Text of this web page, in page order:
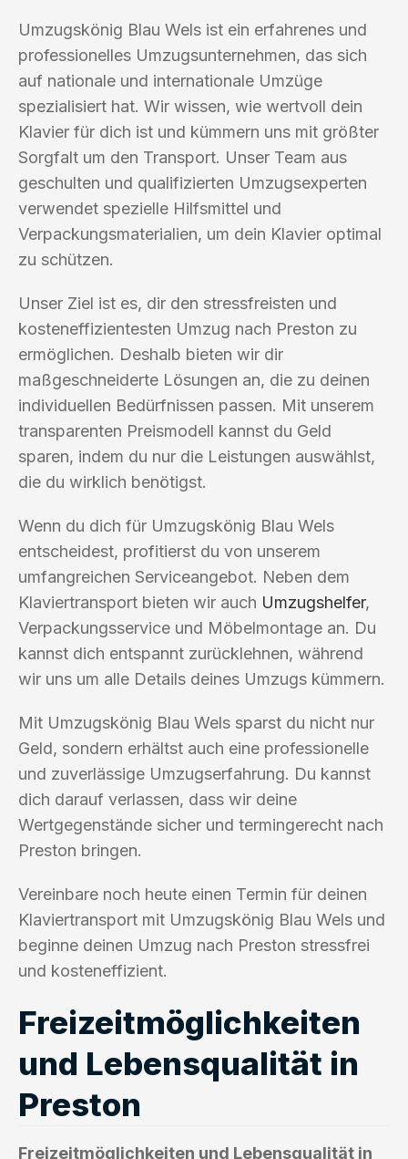
Umzugskönig Blau Wels ist ein erfahrenes und
professionelles Umzugsunternehmen, das sich
auf nationale und internationale Umzüge
spezialisiert hat. Wir wissen, wie wertvoll dein
Klavier für dich ist und kümmern uns mit größter
Sorgfalt um den Transport. Unser Team aus
geschulten und qualifizierten Umzugsexperten
verwendet spezielle Hilfsmittel und
Verpackungsmaterialien, um dein Klavier optimal
zu schützen.
Unser Ziel ist es, dir den stressfreisten und
kosteneffizientesten Umzug nach Preston zu
ermöglichen. Deshalb bieten wir dir
maßgeschneiderte Lösungen an, die zu deinen
individuellen Bedürfnissen passen. Mit unserem
transparenten Preismodell kannst du Geld
sparen, indem du nur die Leistungen auswählst,
die du wirklich benötigst.
Wenn du dich für Umzugskönig Blau Wels
entscheidest, profitierst du von unserem
umfangreichen Serviceangebot. Neben dem
Klaviertransport bieten wir auch Umzugshelfer,
Verpackungsservice und Möbelmontage an. Du
kannst dich entspannt zurücklehnen, während
wir uns um alle Details deines Umzugs kümmern.
Mit Umzugskönig Blau Wels sparst du nicht nur
Geld, sondern erhältst auch eine professionelle
und zuverlässige Umzugserfahrung. Du kannst
dich darauf verlassen, dass wir deine
Wertgegenstände sicher und termingerecht nach
Preston bringen.
Vereinbare noch heute einen Termin für deinen
Klaviertransport mit Umzugskönig Blau Wels und
beginne deinen Umzug nach Preston stressfrei
und kosteneffizient.
Freizeitmöglichkeiten
und Lebensqualität in
Preston
Freizeitmöglichkeiten und Lebensqualität in